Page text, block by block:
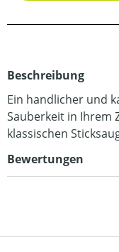
Beschreibung
Ein handlicher und
Sauberkeit in Ihrem
klassischen
Bewertungen